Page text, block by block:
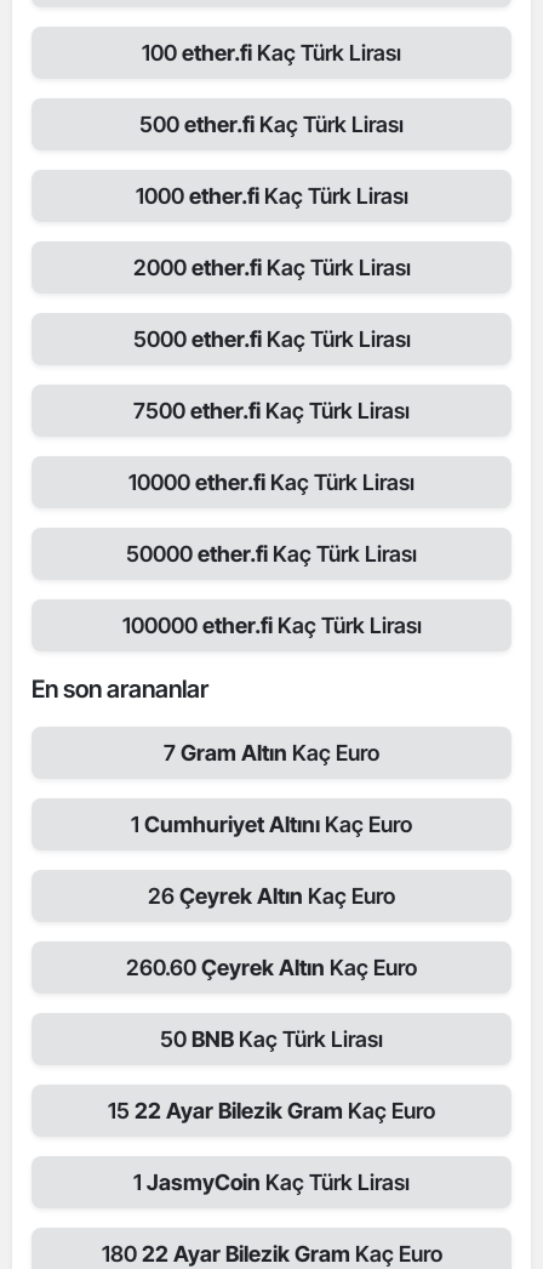
100ether.fi Kaç Türk Lirası
500ether.fi Kaç Türk Lirası
1000ether.fi Kaç Türk Lirası
2000ether.fi Kaç Türk Lirası
5000ether.fi Kaç Türk Lirası
7500ether.fi Kaç Türk Lirası
10000ether.fi Kaç Türk Lirası
50000ether.fi Kaç Türk Lirası
100000ether.fi Kaç Türk Lirası
En son arananlar
7Gram Altın Kaç Euro
1 Cumhuriyet Altını Kaç Euro
26Çeyrek Altın Kaç Euro
260.60Çeyrek Altın Kaç Euro
50BNB Kaç Türk Lirası
15 22 Ayar Bilezik Gram Kaç Euro
1 JasmyCoin Kaç Türk Lirası
18022 Ayar Bilezik Gram Kaç Euro